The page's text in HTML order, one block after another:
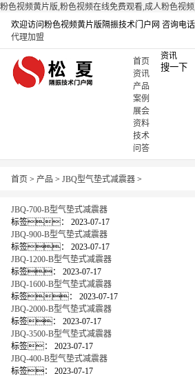
粉色视频黄片版,粉色视频在线免费观看,成人粉色视
欢迎访问粉色视频黄片版隔振技术门户网 咨询电
代理加盟
首页
资讯
产品
案例
展会
资料
技术
问答
资讯
首页 > 产品 > JBQ型气垫式减震器 >
JBQ-700-B型气垫式减震器
标签：
2023-07-17
JBQ-900-B型气垫式减震器
标签：
2023-07-17
JBQ-1200-B型气垫式减震器
标签：
2023-07-17
JBQ-1600-B型气垫式减震器
标签：
2023-07-17
JBQ-2000-B型气垫式减震器
标签：
2023-07-17
JBQ-3500-B型气垫式减震器
标签：
2023-07-17
JBQ-400-B型气垫式减震器
标签：
2023-07-17